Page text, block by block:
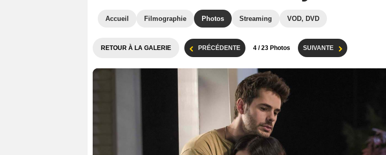
Accueil Filmographie Photos Streaming VOD, DVD
RETOUR À LA GALERIE PRÉCÉDENTE 4 / 23 Photos SUIVANTE